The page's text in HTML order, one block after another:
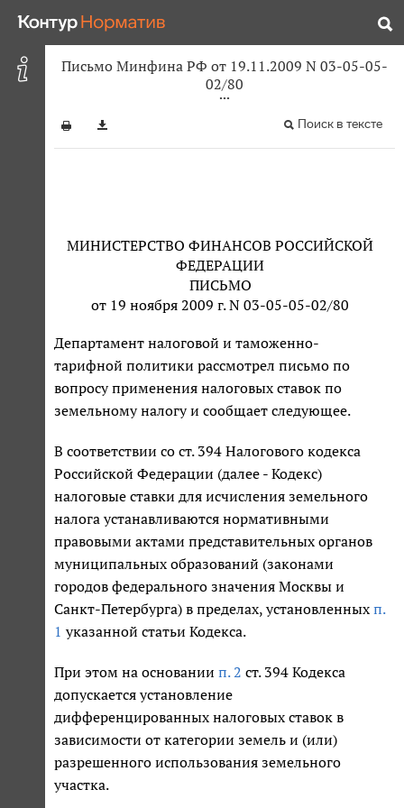
Письмо Минфина РФ от 19.11.2009 N 03-05-05-
02/80
Поиск в тексте
МИНИСТЕРСТВО ФИНАНСОВ РОССИЙСКОЙ
ФЕДЕРАЦИИ
ПИСЬМО
от 19 ноября 2009 г. N 03-05-05-02/80
Департамент налоговой и таможенно-
тарифной политики рассмотрел письмо по
вопросу применения налоговых ставок по
земельному налогу и сообщает следующее.
В соответствии со ст. 394 Налогового кодекса
Российской Федерации (далее - Кодекс)
налоговые ставки для исчисления земельного
налога устанавливаются нормативными
правовыми актами представительных органов
муниципальных образований (законами
городов федерального значения Москвы и
Санкт-Петербурга) в пределах, установленных п.
1 указанной статьи Кодекса.
При этом на основании п. 2 ст. 394 Кодекса
допускается установление
дифференцированных налоговых ставок в
зависимости от категории земель и (или)
разрешенного использования земельного
участка.